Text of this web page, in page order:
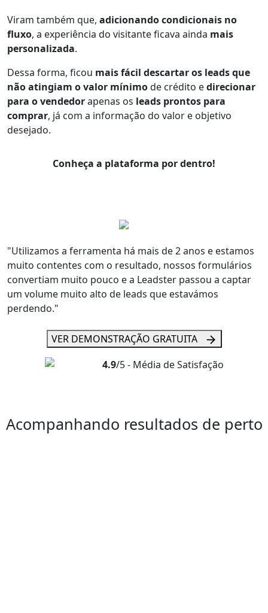
Viram também que, adicionando condicionais no
fluxo, a experiência do visitante ficava ainda mais
personalizada.
Dessa forma, ficou mais fácil descartar os leads que
não atingiam o valor mínimode crédito edirecionar
para o vendedorapenas os leads prontos para
comprar, já com a informação do valor e objetivo
desejado.
Conheça a plataforma por dentro!
"Utilizamos a ferramenta há mais de 2 anos e estamos
muito contentes com o resultado, nossos formulários
convertiam muito pouco e a Leadster passou a captar
um volume muito alto de leads que estavámos
perdendo."
VER DEMONSTRAÇÃO GRATUITA
4.9/5 - Média de Satisfação
Acompanhando resultados de perto